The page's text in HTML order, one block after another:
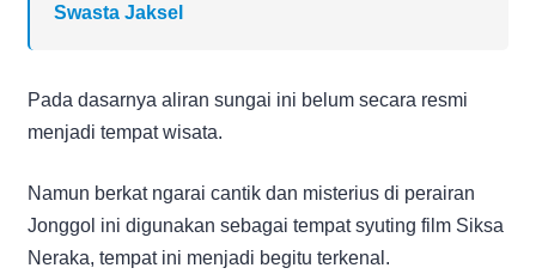
Swasta Jaksel
Pada dasarnya aliran sungai ini belum secara resmi
menjadi tempat wisata.
Namun berkat ngarai cantik dan misterius di perairan
Jonggol ini digunakan sebagai tempat syuting film Siksa
Neraka, tempat ini menjadi begitu terkenal.